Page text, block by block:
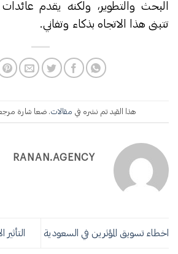
البحث والتطوير، ولكنه يقدم
تتبنى هذا الاتجاه بذكاء وتفاني.
هذا القيد تم نشره في مقالات. ضعا شارة
RANAN.AGENCY
اخطاء تسويق المؤثرين في السعودية